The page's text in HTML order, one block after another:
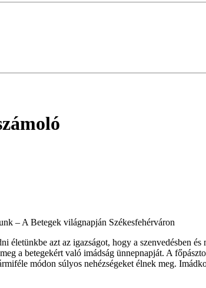
– A Betegek világnapján Székesfehérváron
életünkbe azt az igazságot, hogy a szenvedésben
a betegekért való imádság ünnepnapját. A
módon súlyos nehézségeket élnek meg.